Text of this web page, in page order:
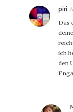
piri
Das
ich
den